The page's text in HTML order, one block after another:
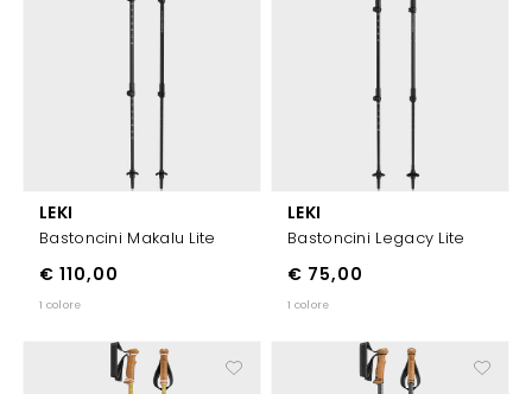
LEKI
Bastoncini Makalu Lite
€ 110,00
1 colore
LEKI
Bastoncini Legacy Lite
€ 75,00
1 colore